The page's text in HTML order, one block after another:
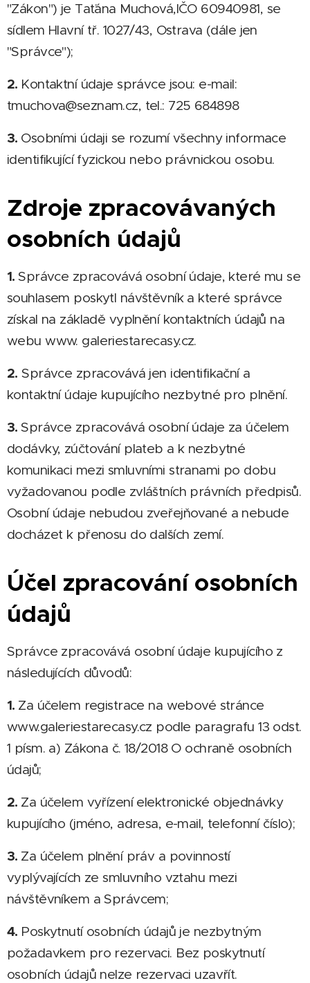
"Zákon") je Taťána Muchová,IČO 60940981, se
sídlem Hlavní tř. 1027/43, Ostrava (dále jen
"Správce");
2. Kontaktní údaje správce jsou: e-mail:
tmuchova@seznam.cz, tel.: 725 684898
3. Osobními údaji se rozumí všechny informace
identifikující fyzickou nebo právnickou osobu.
Zdroje zpracovávaných
osobních údajů
1.Správce zpracovává osobní údaje, které mu se
souhlasem poskytl návštěvník a které správce
získal na základě vyplnění kontaktních údajů na
webu www. galeriestarecasy.cz.
2. Správce zpracovává jen identifikační a
kontaktní údaje kupujícího nezbytné pro plnění.
3.Správce zpracovává osobní údaje za účelem
dodávky, zúčtování plateb a k nezbytné
komunikaci mezi smluvními stranami po dobu
vyžadovanou podle zvláštních právních předpisů.
Osobní údaje nebudou zveřejňované a nebude
docházet k přenosu do dalších zemí.
Účel zpracování osobních
údajů
Správce zpracovává osobní údaje kupujícího z
následujících důvodů:
1. Za účelem registrace na webové stránce
www.galeriestarecasy.cz podle paragrafu 13 odst.
1 písm. a) Zákona č. 18/2018 O ochraně osobních
údajů;
2. Za účelem vyřízení elektronické objednávky
kupujícího (jméno, adresa, e-mail, telefonní číslo);
3. Za účelem plnění práv a povinností
vyplývajících ze smluvního vztahu mezi
návštěvníkem a Správcem;
4. Poskytnutí osobních údajů je nezbytným
požadavkem pro rezervaci. Bez poskytnutí
osobních údajů nelze rezervaci uzavřít.